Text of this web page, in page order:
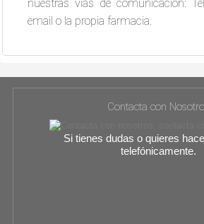
nuestras vias de comunicación:
email o la propia farmacia.
Contacta con
Si tienes dudas o quieres
telefónicamente.